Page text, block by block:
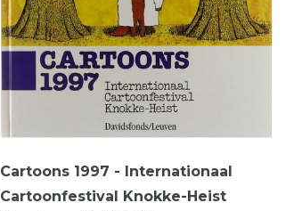
Cartoons 1997 - Internationaal
Cartoonfestival Knokke-Heist